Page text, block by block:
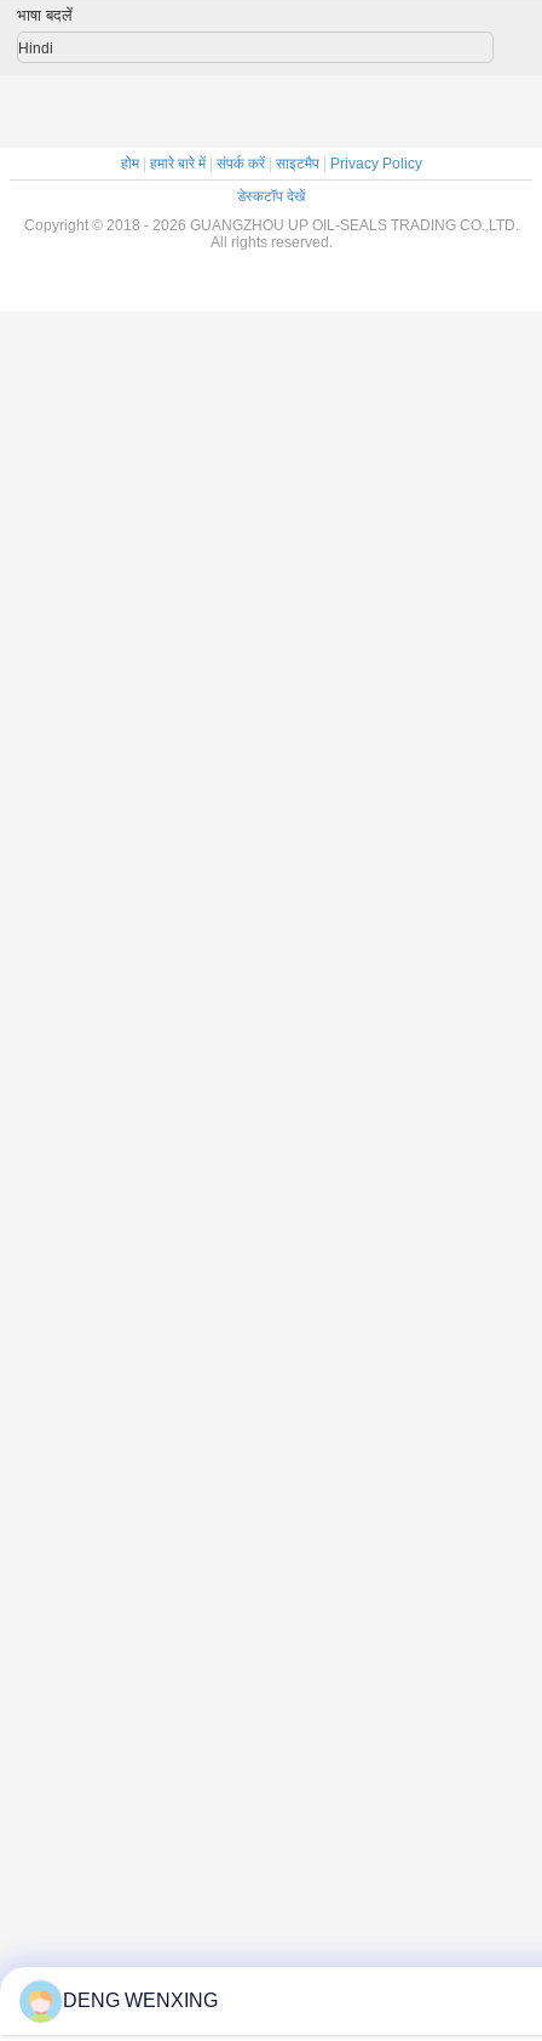
भाषा बदलें
Hindi
होम| हमारे बारे में| संपर्क करें| साइटमैप|
Privacy Policy
डेस्कटॉप देखें
Copyright © 2018 - 2026 GUANGZHOU UP OIL-SEALS TRADING CO.,LTD.
All rights reserved.
DENG WENXING